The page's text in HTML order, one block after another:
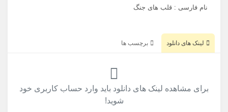
نام فارسی : قلب های جنگ
لینک های دانلود برچسب ها
برای مشاهده لینک های دانلود باید وارد حساب کاربری خود
شوید!